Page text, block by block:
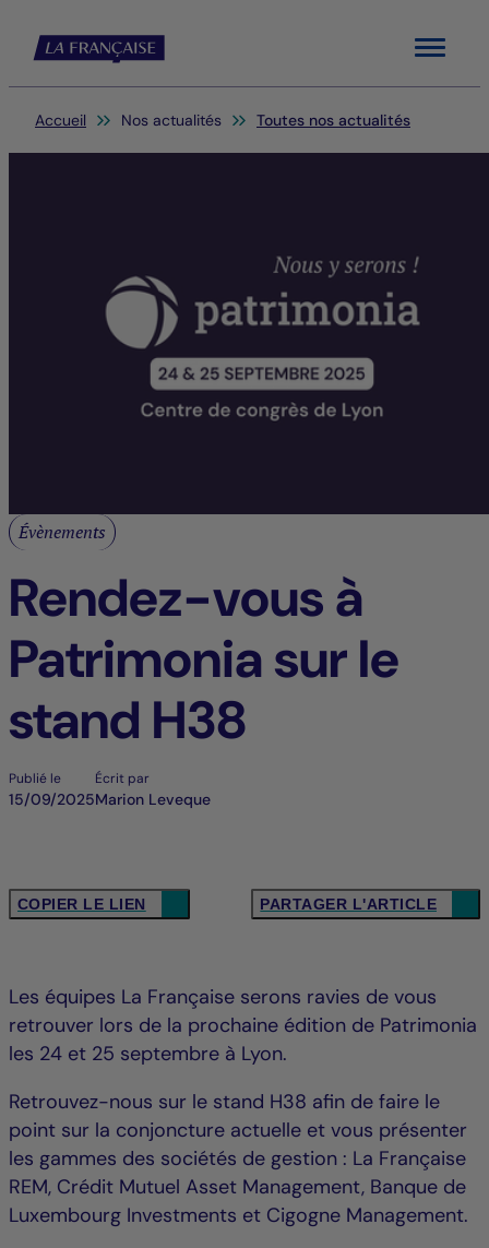
Menu
Vous êtes ici:
Accueil Nos actualités Toutes nos actualités
Évènements
Rendez-vous à
Patrimonia sur le
stand H38
Publié le
15/09/2025
Écrit par
Marion Leveque
COPIER LE LIEN PARTAGER L'ARTICLE
Les équipes La Française serons ravies de vous
retrouver lors de la prochaine édition de Patrimonia
les 24 et 25 septembre à Lyon.
Retrouvez-nous sur le stand H38 afin de faire le
point sur la conjoncture actuelle et vous présenter
les gammes des sociétés de gestion : La Française
REM, Crédit Mutuel Asset Management, Banque de
Luxembourg Investments et Cigogne Management.